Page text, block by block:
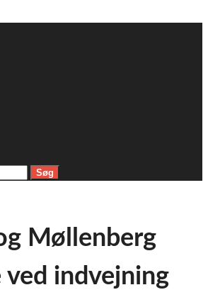
Møllenberg
ved indvejning